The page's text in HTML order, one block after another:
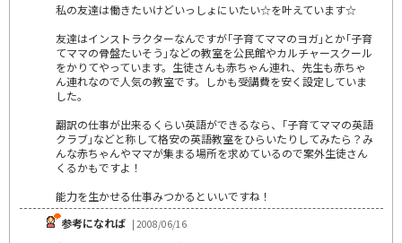
私の友達は働きたいけどいっしょにいたい☆を叶えています☆
友達はインストラクターなんですが｢子育てママのヨガ｣とか｢子育
てママの骨盤たいそう｣などの教室を公民館やカルチャースクール
をかりてやっています。生徒さんも赤ちゃん連れ、先生も赤ちゃ
ん連れなので人気の教室です。しかも受講費を安く設定していま
した。
翻訳の仕事が出来るくらい英語ができるなら、｢子育てママの英語
クラブ｣などと称して格安の英語教室をひらいたりしてみたら？み
んな赤ちゃんやママが集まる場所を求めているので案外生徒さん
くるかもですよ！
能力を生かせる仕事みつかるといいですね！
参考になれば | 2008/06/16